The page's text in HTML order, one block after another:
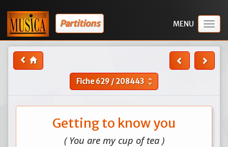
Partitions
Fiche629/208443 unfold_more
Getting to know you
( You are my cup of tea )